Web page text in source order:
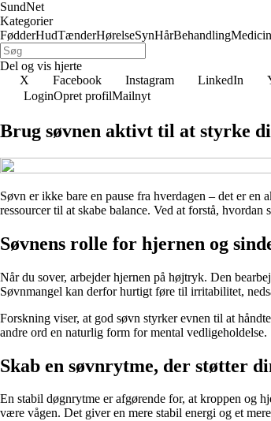
SundNet
Kategorier
FødderHudTænderHørelseSynHårBehandlingMedicin
Del og vis hjerte
X
Facebook Instagram LinkedIn
LoginOpret profilMailnyt
Brug søvnen aktivt til at styrke
Søvn er ikke bare en pause fra hverdagen – det er
ressourcer til at skabe balance. Ved at forstå,
Søvnens rolle for hjernen og
Når du sover, arbejder hjernen på højtryk. Den
Søvnmangel kan derfor hurtigt føre til irritabilitet,
Forskning viser, at god søvn styrker evnen til at
andre ord en naturlig form for mental vedligeholdelse.
Skab en søvnrytme, der støtter
En stabil døgnrytme er afgørende for, at kroppen og
være vågen. Det giver en mere stabil energi og et